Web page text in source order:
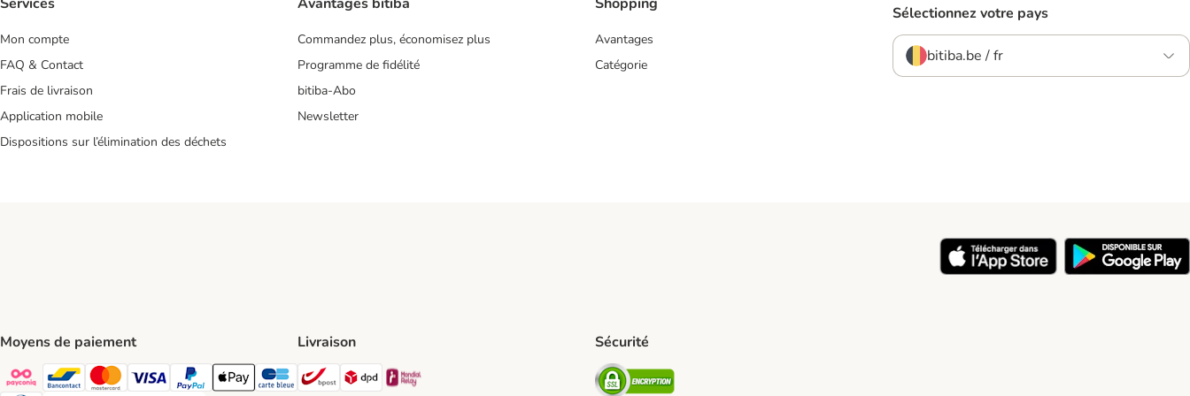
Mon compte
FAQ & Contact
Frais de livraison
Application mobile
Dispositions sur l’élimination des déchets
Commandez plus, économisez plus
Programme de fidélité
bitiba-Abo
Newsletter
Avantages
Catégorie
Sélectionnez votre pays
bitiba.be / fr
Moyens de paiement
Payconiq Payment Method
Bancontact Payment Method
Mastercard Payment Method
Visa Payment Method
Paypal Payment Method
Apple Pay Payment Method
Carte bleue Payment Method
Livraison
Bpost Shipping Method
DPD Shipping Method
Mondial relay Shipping Method
Sécurité
Security